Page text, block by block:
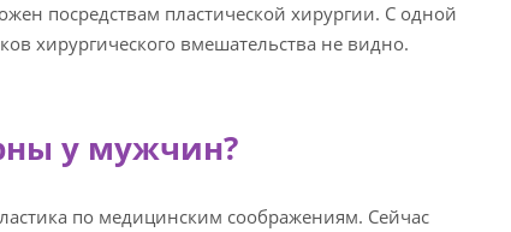
посредствам пластической хирургии. С одной
хирургического вмешательства не видно.
у мужчин?
по медицинским соображениям. Сейчас